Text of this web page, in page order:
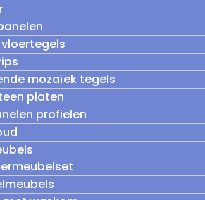
mozaïek tegels
platen
profielen